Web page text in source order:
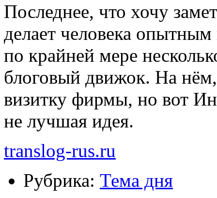
Последнее, что хочу
делает человека
по крайней мере
блоговый движок. На
визитку фирмы, но вот
не лучшая идея.
translog-rus.ru
Рубрика: Тема дня